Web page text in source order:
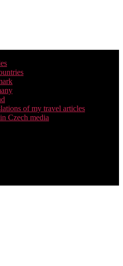
of my travel articles
Czech media